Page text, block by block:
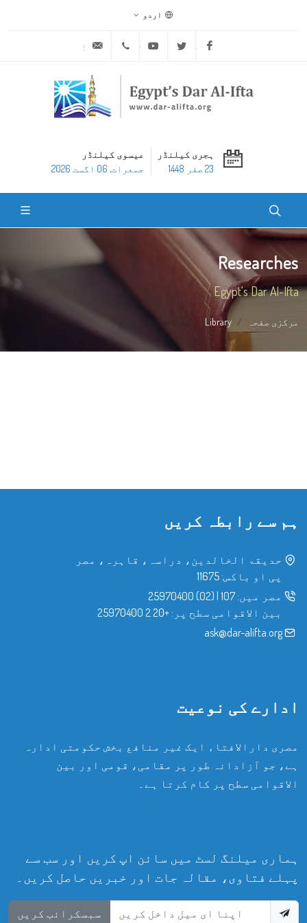
اردو
Facebook
Twitter
Youtube
ہجری کیلنڈر
23 صفر 1448
عیسوی کیلنڈر
جمعرات, 06 اگست 2026
Researches
Egypt's Dar Al-Ifta
مرکزی صفحہ Library
Researches
ہم سے رابطہ کریں
حدیقۃ الخالدین، دراسہ، قاہرہ، مصر
پی او باکس: 11675
مصر میں: 107
(02) 25970400
بین الاقوامی سطح پر: +20 2 25970400
ask@dar-alifta.org
ادارے کی نوعیت
مصری دارالافتاء ایک غیر منافع بخش حکومتی ادارہ
ہے، جو آزادانہ طور پر مقامی، قومی اور بین
الاقوامی سطح پر کام کرتا ہے۔
ہماری میلنگ لسٹ میں سائن اپ کریں اور سب سے
پہلے فتاوی، مقالہ جات اور خبریں حاصل کریں۔
سبسکرائب کریں